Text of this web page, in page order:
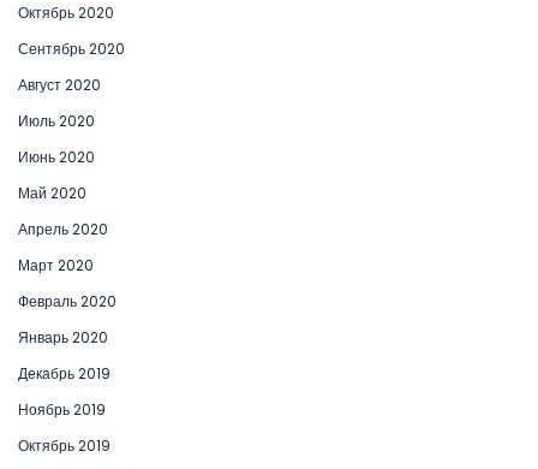
Октябрь 2020
Сентябрь 2020
Август 2020
Июль 2020
Июнь 2020
Май 2020
Апрель 2020
Март 2020
Февраль 2020
Январь 2020
Декабрь 2019
Ноябрь 2019
Октябрь 2019